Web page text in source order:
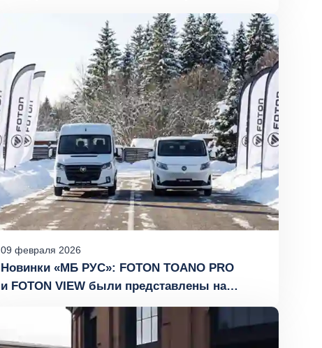
09 февраля 2026
Новинки «МБ РУС»: FOTON TOANO PRO
и FOTON VIEW были представлены на
международном форуме FLEET WORLD 2026